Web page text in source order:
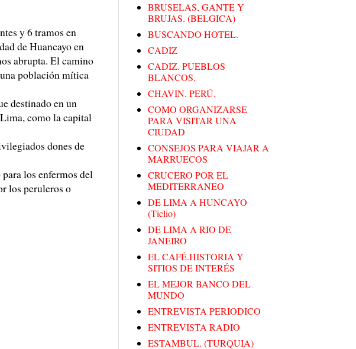
y 6 tramos en
deHuancayoen
abrupta. El camino
población mítica
destinado en un
como la capital
dones de
los enfermos del
los peruleros o
BRUSELAS, GANTE Y
BRUJAS. (BELGICA)
BUSCANDO HOTEL.
CADIZ
CADIZ. PUEBLOS
BLANCOS.
CHAVIN. PERÚ.
COMO ORGANIZARSE
PARA VISITAR UNA
CIUDAD
CONSEJOS PARA VIAJAR A
MARRUECOS
CRUCERO POR EL
MEDITERRANEO
DE LIMA A HUNCAYO
(Ticlio)
DE LIMA A RIO DE
JANEIRO
EL CAFÉ.HISTORIA Y
SITIOS DE INTERÉS
EL MEJOR BANCO DEL
MUNDO
ENTREVISTA PERIODICO
ENTREVISTA RADIO
ESTAMBUL. (TURQUIA)